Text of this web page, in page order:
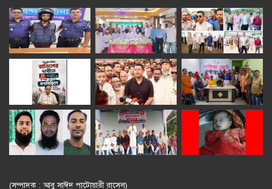
(সম্পাদক : আবু সাঈদ পাটোয়ারী রাসেল)